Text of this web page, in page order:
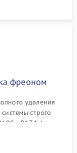
фреоном
удаления
строго
R134a) по
в системе.